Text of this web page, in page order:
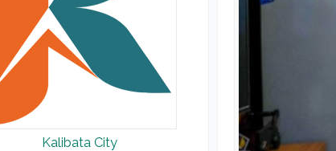
Kalibata City